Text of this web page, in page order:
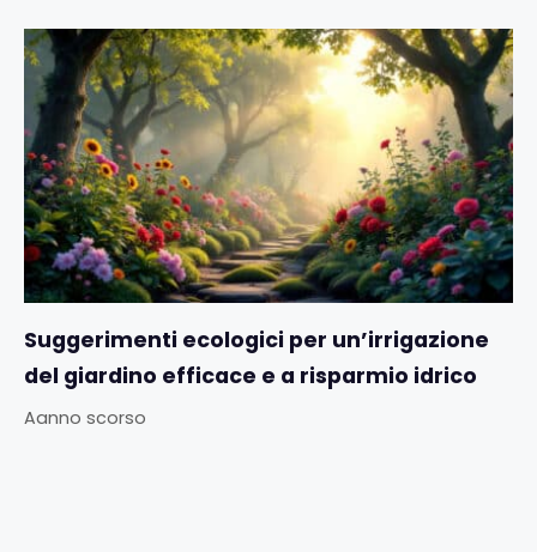
Suggerimenti ecologici per un’irrigazione
del giardino efficace e a risparmio idrico
Aanno scorso